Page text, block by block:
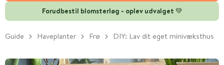
Forudbestil blomsterløg - oplev udvalget 💚
Guide Haveplanter Frø DIY: Lav dit eget minivæksthus